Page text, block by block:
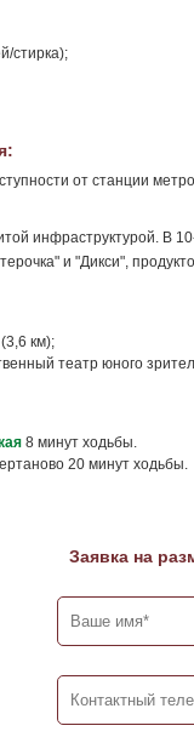
стирка);
от станции метро
инфраструктурой. В
и "Дикси",
км);
театр юного
8 минут ходьбы.
20 минут ходьбы.
Заявка на